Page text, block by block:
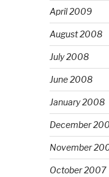
April 2009
August 2008
July 2008
June 2008
January 2008
December
November
October 2007